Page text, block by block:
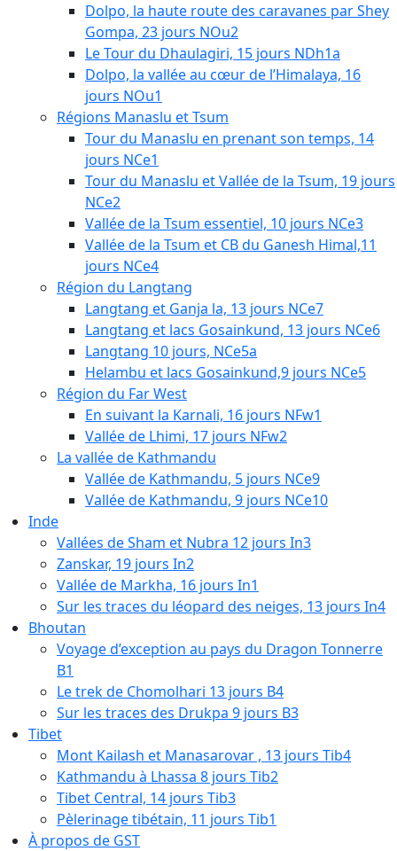
Dolpo, la haute route des caravanes par Shey
Gompa, 23 jours NOu2
Le Tour du Dhaulagiri, 15 jours NDh1a
Dolpo, la vallée au cœur de l’Himalaya, 16
jours NOu1
Régions Manaslu et Tsum
Tour du Manaslu en prenant son temps, 14
jours NCe1
Tour du Manaslu et Vallée de la Tsum, 19 jours
NCe2
Vallée de la Tsum essentiel, 10 jours NCe3
Vallée de la Tsum et CB du Ganesh Himal,11
jours NCe4
Région du Langtang
Langtang et Ganja la, 13 jours NCe7
Langtang et lacs Gosainkund, 13 jours NCe6
Langtang 10 jours, NCe5a
Helambu et lacs Gosainkund,9 jours NCe5
Région du Far West
En suivant la Karnali, 16 jours NFw1
Vallée de Lhimi, 17 jours NFw2
La vallée de Kathmandu
Vallée de Kathmandu, 5 jours NCe9
Vallée de Kathmandu, 9 jours NCe10
Inde
Vallées de Sham et Nubra 12 jours In3
Zanskar, 19 jours In2
Vallée de Markha, 16 jours In1
Sur les traces du léopard des neiges, 13 jours In4
Bhoutan
Voyage d’exception au pays du Dragon Tonnerre
B1
Le trek de Chomolhari 13 jours B4
Sur les traces des Drukpa 9 jours B3
Tibet
Mont Kailash et Manasarovar , 13 jours Tib4
Kathmandu à Lhassa 8 jours Tib2
Tibet Central, 14 jours Tib3
Pèlerinage tibétain, 11 jours Tib1
À propos de GST